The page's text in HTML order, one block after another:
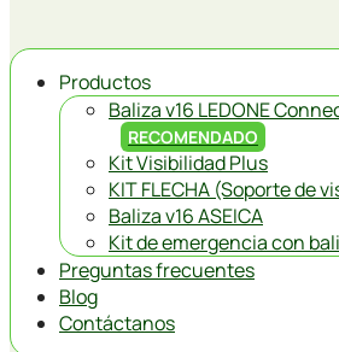
Productos
Baliza v16 LEDONE
RECOMENDADO
Kit Visibilidad Plus
KIT FLECHA (Soporte de
Baliza v16 ASEICA
Kit de emergencia con
Preguntas frecuentes
Blog
Contáctanos